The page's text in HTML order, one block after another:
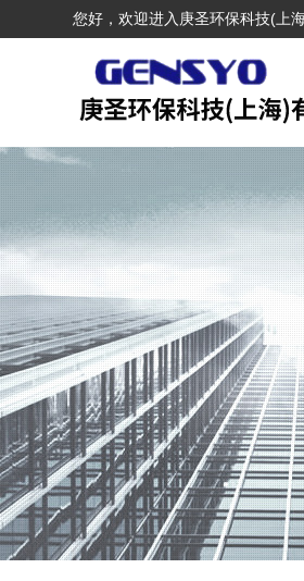
您好，欢迎进入庚圣环保科技(上